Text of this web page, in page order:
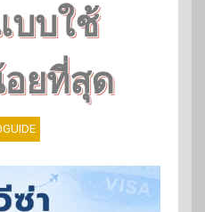
บบใช้
อยที่สุด